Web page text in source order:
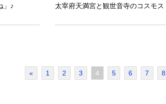
」♪ 太宰府天満宮と観世音寺のコスモス
« 1 2 3 4 5 6 7 8